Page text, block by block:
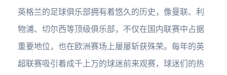
英格兰的足球俱乐部拥有着悠久的历史，像曼联、利
物浦、切尔西等顶级俱乐部，不仅在国内联赛中占据
重要地位，也在欧洲赛场上屡屡斩获殊荣。每年的英
超联赛吸引着成千上万的球迷前来观赛，球迷们的热